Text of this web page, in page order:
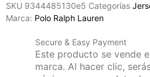
SKU 9344485130e5 Categorías
Marca: Polo Ralph Lauren
Secure & Easy Payment
Este producto se vende
marca. Al hacer clic,